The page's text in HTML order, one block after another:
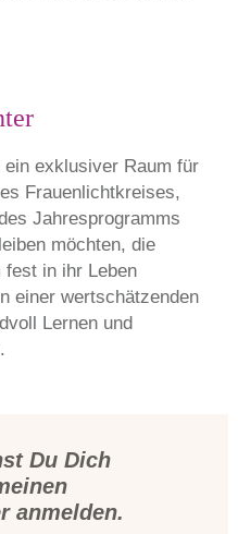
exklusiver Raum für
Frauenlichtkreises,
Jahresprogramms
möchten, die
fest in ihr Leben
einer wertschätzenden
Lernen und
Du Dich
anmelden.